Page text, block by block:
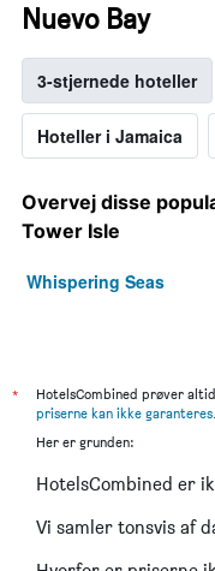
Nuevo Bay
3-stjernede hoteller
Hoteller i Jamaica
Overvej disse
Tower Isle
Whispering Seas
*
HotelsCombined prøver
priserne kan ikke garanteres.
Her er grunden:
HotelsCombined er
Vi samler tonsvis af